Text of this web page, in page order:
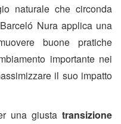
naturale che circonda
Nura applica una
buone pratiche
importante nei
il suo impatto
una giusta transizione